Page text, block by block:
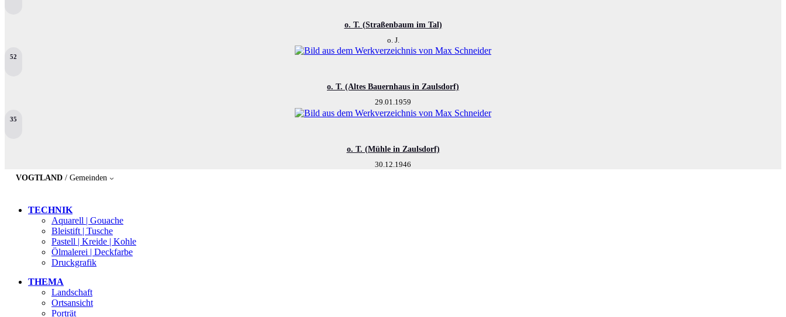
o. T. (Straßenbaum im Tal)
o. J.
52
o. T. (Altes Bauernhaus in Zaulsdorf)
29.01.1959
35
o. T. (Mühle in Zaulsdorf)
30.12.1946
VOGTLAND / Gemeinden
TECHNIK
Aquarell | Gouache
Bleistift | Tusche
Pastell | Kreide | Kohle
Ölmalerei | Deckfarbe
Druckgrafik
THEMA
Landschaft
Ortsansicht
Porträt